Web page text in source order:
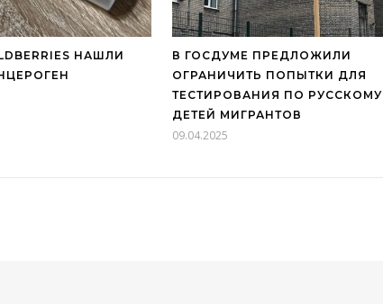
НАШЛИ
В ГОСДУМЕ ПРЕДЛОЖИЛИ
ОГРАНИЧИТЬ ПОПЫТКИ ДЛЯ
ТЕСТИРОВАНИЯ ПО РУССКОМУ
ДЕТЕЙ МИГРАНТОВ
09.04.2025